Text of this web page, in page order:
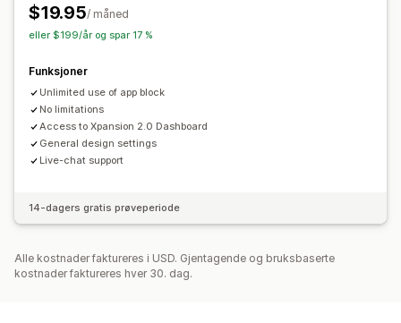
$19.95/ måned
eller $199/år og spar 17 %
Funksjoner
Unlimited use of app block
No limitations
Access to Xpansion 2.0 Dashboard
General design settings
Live-chat support
14-dagers gratis prøveperiode
Alle kostnader faktureres i USD. Gjentagende og bruksbaserte
kostnader faktureres hver 30. dag.